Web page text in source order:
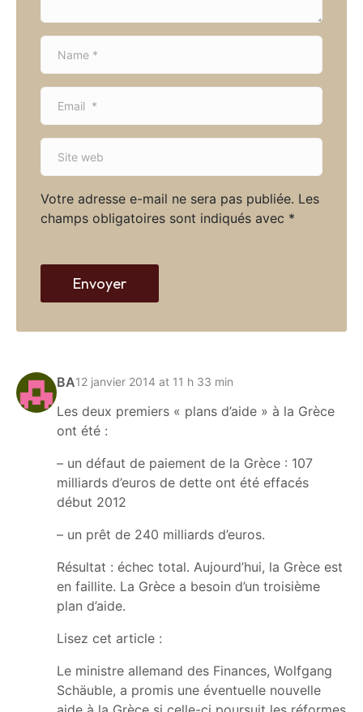
BA12 janvier 2014 at 11 h 33 min
Les deux premiers « plans d’aide » à la Grèce
ont été :
– un défaut de paiement de la Grèce : 107
milliards d’euros de dette ont été effacés
début 2012
– un prêt de 240 milliards d’euros.
Résultat : échec total. Aujourd’hui, la Grèce est
en faillite. La Grèce a besoin d’un troisième
plan d’aide.
Lisez cet article :
Le ministre allemand des Finances, Wolfgang
Schäuble, a promis une éventuelle nouvelle
Votre adresse e-mail ne sera pas publiée. Les
champs obligatoires sont indiqués avec *
N
m
*
E
a
l
*
S
e
w
b
Envoyer